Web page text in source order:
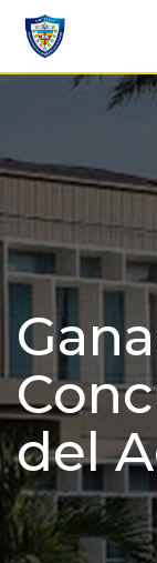
Skip
content
del